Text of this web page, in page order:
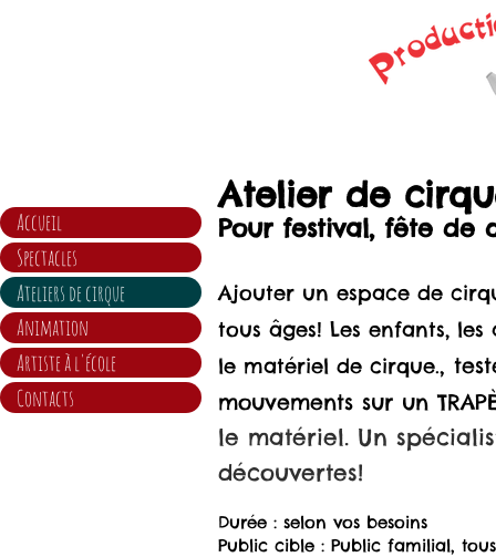
Atelier de
Pour festival, fête de
Ajouter un espace de
tous âges! Les enfants,
le matériel de cirque.,
mouvements sur un
le matériel. Un
découvertes!
Durée : selon vos besoins
Public cible : Public familial,
Accueil
Spectacles
Ateliers de cirque
Animation
Artiste à l'école
Contacts